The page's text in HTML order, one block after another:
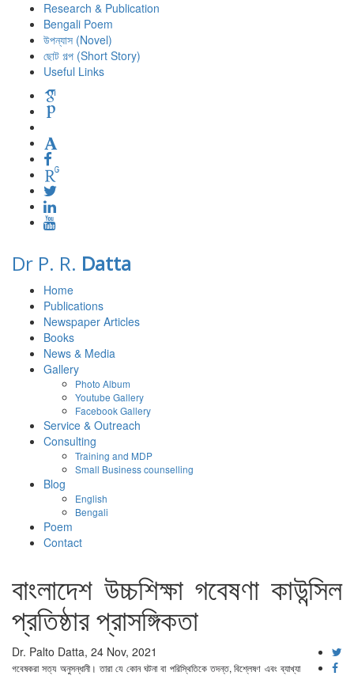
Research & Publication
Bengali Poem
উপন্যাস (Novel)
ছোট গল্প (Short Story)
Useful Links
Dr P. R. Datta
Home
Publications
Newspaper Articles
Books
News & Media
Gallery
Photo Album
Youtube Gallery
Facebook Gallery
Service & Outreach
Consulting
Training and MDP
Small Business counselling
Blog
English
Bengali
Poem
Contact
বাংলাদেশ উচ্চশিক্ষা গবেষণা কাউন্সিল
প্রতিষ্ঠার প্রাসঙ্গিকতা
Dr. Palto Datta, 24 Nov, 2021
গবেষকরা সত্য অনুসন্ধানী। তারা যে কোন ঘটনা বা পরিস্থিতিকে তদন্ত,বিশ্লেষণ এবং ব্যাখ্যা